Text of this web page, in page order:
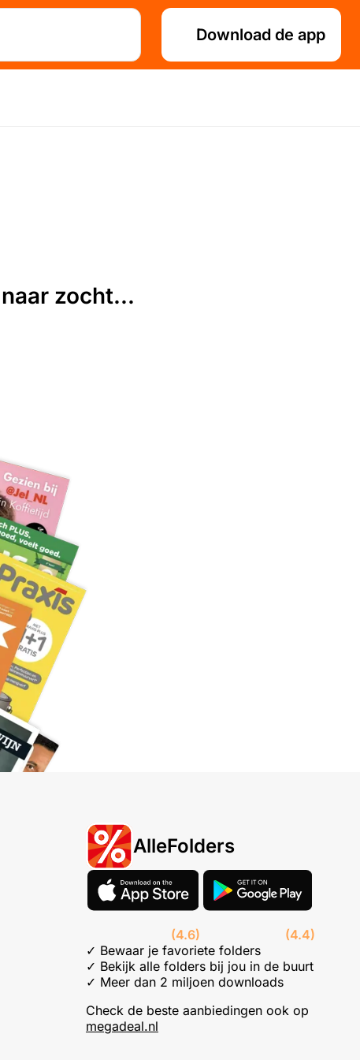
Download de app
zocht...
AlleFolders
(4.6)
(4.4)
✓ Bewaar je favoriete folders
✓ Bekijk alle folders bij jou in de buurt
✓ Meer dan 2 miljoen downloads
Check de beste aanbiedingen ook op
megadeal.nl